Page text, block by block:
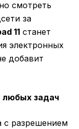
смотреть
за
11 станет
электронных
добавит
любых задач
с разрешением